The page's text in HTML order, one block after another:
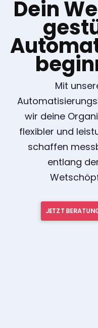
Dein
Mit
wir deine
flexibler und
schaffen
entlang
JETZT